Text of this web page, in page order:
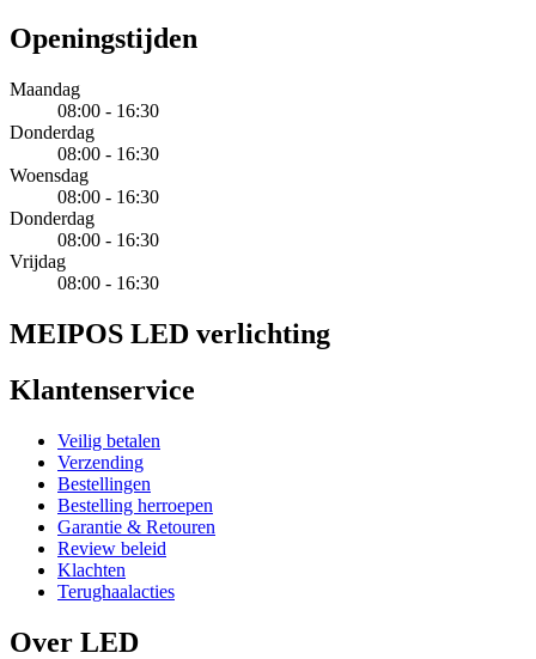
Openingstijden
Maandag
08:00 - 16:30
Donderdag
08:00 - 16:30
Woensdag
08:00 - 16:30
Donderdag
08:00 - 16:30
Vrijdag
08:00 - 16:30
MEIPOS LED verlichting
Klantenservice
Veilig betalen
Verzending
Bestellingen
Bestelling herroepen
Garantie & Retouren
Review beleid
Klachten
Terughaalacties
Over LED